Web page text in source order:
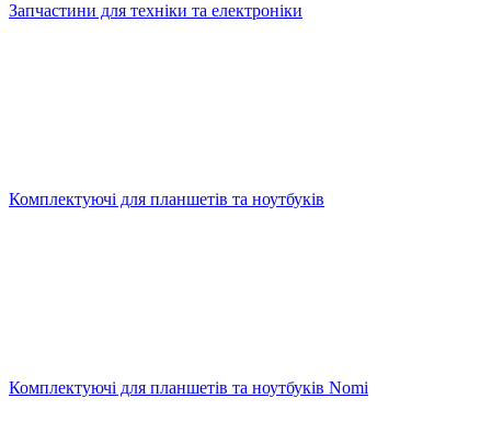
Запчастини для техніки та електроніки
Комплектуючі для планшетів та ноутбуків
Комплектуючі для планшетів та ноутбуків Nomi